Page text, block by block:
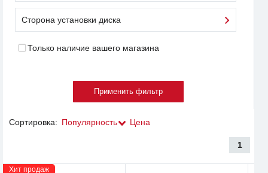
Сторона установки диска
Только наличие вашего магазина
Сортировка: Популярность Цена
1
Хит продаж